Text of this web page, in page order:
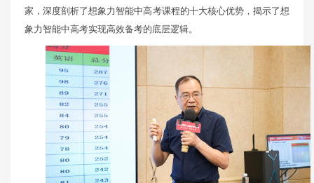
家，深度剖析了想象力智能中高考课程的十大核心优势，揭示了想
象力智能中高考实现高效备考的底层逻辑。